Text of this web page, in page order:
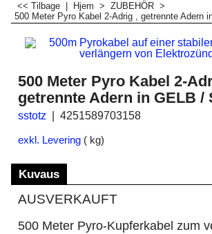
<< Tilbage Hjem > ZUBEHÖR >
500 Meter Pyro Kabel 2-Adrig , getrennte Adern
500 Meter Pyro Kabel 2-
getrennte Adern in GELB /
sstotz 4251589703158
exkl. Levering kg
Kuvaus
AUSVERKAUFT
500 Meter Pyro-Kupferkabel zum